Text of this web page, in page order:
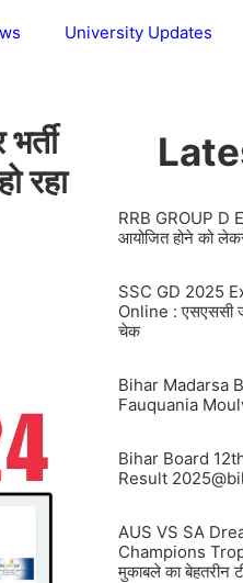
University Updates
रहा
RRB GROUP D
आयोजित होने को
SSC GD 2025
Online : एसएससी
चेक
Bihar Madarsa
Fauquania
Bihar Board
Result
AUS VS SA
Champions
मुकाबले का बेहतरीन